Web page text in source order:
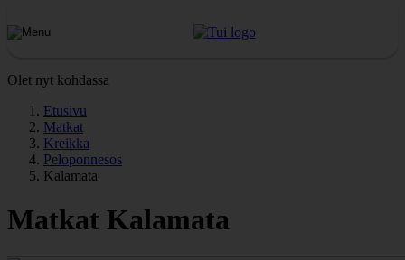
Olet nyt kohdassa
Etusivu
Matkat
Kreikka
Peloponnesos
Kalamata
Matkat Kalamata